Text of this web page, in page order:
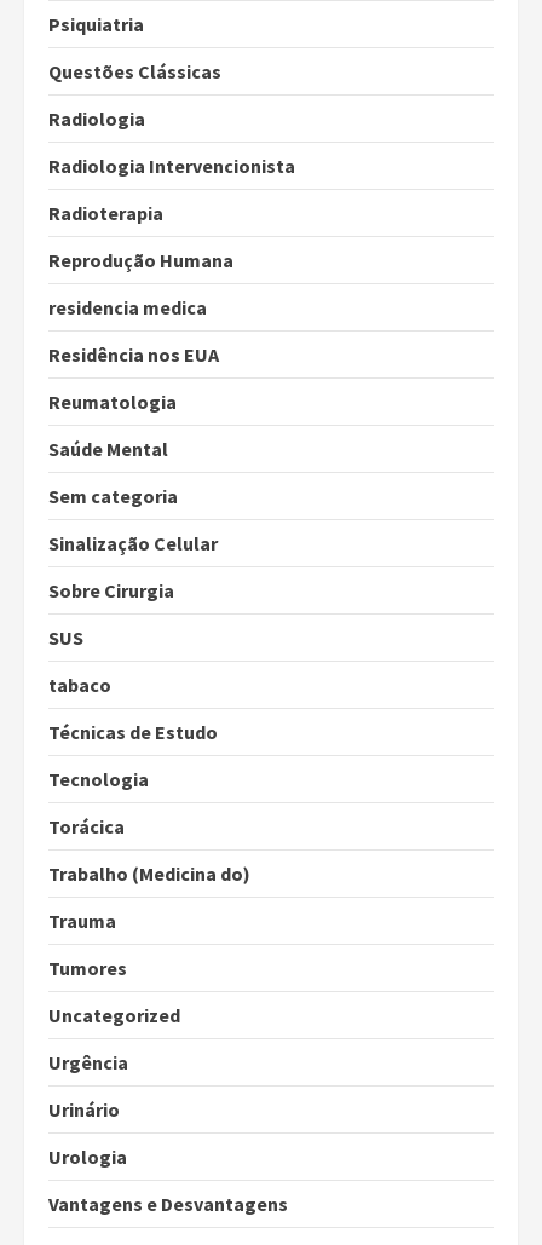
Psiquiatria
Questões Clássicas
Radiologia
Radiologia Intervencionista
Radioterapia
Reprodução Humana
residencia medica
Residência nos EUA
Reumatologia
Saúde Mental
Sem categoria
Sinalização Celular
Sobre Cirurgia
SUS
tabaco
Técnicas de Estudo
Tecnologia
Torácica
Trabalho (Medicina do)
Trauma
Tumores
Uncategorized
Urgência
Urinário
Urologia
Vantagens e Desvantagens